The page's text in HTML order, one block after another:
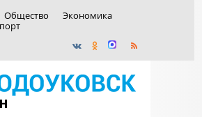
Общество
Экономика